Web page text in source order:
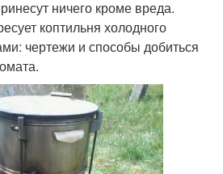
ничего кроме вреда.
коптильня холодного
чертежи и способы добиться